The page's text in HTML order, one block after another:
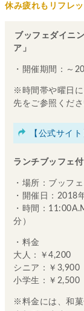
休み疲れもリフレッ
ブッフェダイニ
ア」
・開催期間：～
※時間帯や曜日
先をご参照くださ
【公式サイ
ランチブッフェ
・場所：ブッフ
・開催日：2018
・時間：
分）
・料金
大人：￥4,200
シニア：￥3,900
小学生：￥2,500
※料金には、和